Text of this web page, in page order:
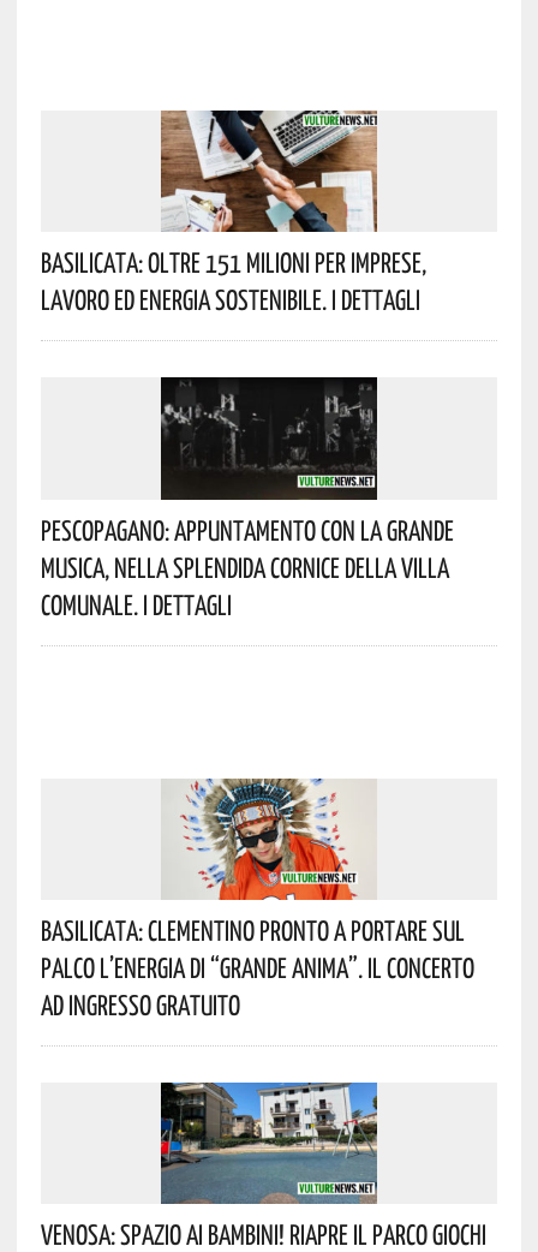
Basilicata: Oltre 151 Milioni Per Imprese,
Lavoro Ed Energia Sostenibile. I Dettagli
Pescopagano: Appuntamento Con La Grande
Musica, Nella Splendida Cornice Della Villa
Comunale. I Dettagli
Basilicata: Clementino Pronto A Portare Sul
Palco L’energia Di “Grande Anima”. Il Concerto
Ad Ingresso Gratuito
Venosa: Spazio Ai Bambini! Riapre Il Parco Giochi